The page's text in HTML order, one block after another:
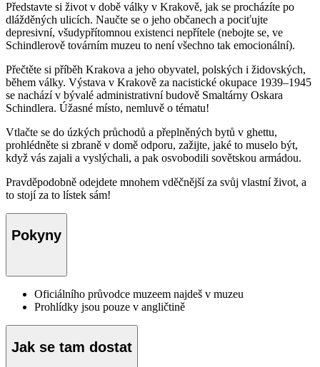
Představte si život v době války v Krakově, jak se procházíte po
dlážděných ulicích. Naučte se o jeho občanech a pociťujte
depresivní, všudypřítomnou existenci nepřítele (nebojte se, ve
Schindlerově továrním muzeu to není všechno tak emocionální).
Přečtěte si příběh Krakova a jeho obyvatel, polských i židovských,
během války. Výstava v Krakově za nacistické okupace 1939–1945
se nachází v bývalé administrativní budově Smaltárny Oskara
Schindlera. Úžasné místo, nemluvě o tématu!
Vtlačte se do úzkých průchodů a přeplněných bytů v ghettu,
prohlédněte si zbraně v domě odporu, zažijte, jaké to muselo být,
když vás zajali a vyslýchali, a pak osvobodili sovětskou armádou.
Pravděpodobně odejdete mnohem vděčnější za svůj vlastní život, a
to stojí za to lístek sám!
Pokyny
Oficiálního průvodce muzeem najdeš v muzeu
Prohlídky jsou pouze v angličtině
Jak se tam dostat